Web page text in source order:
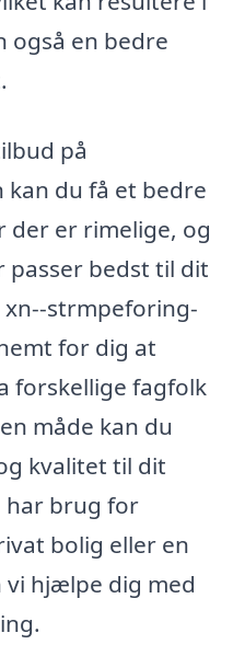
også en bedre
på
du få et bedre
der er rimelige, og
bedst til dit
strmpeforing-
for dig at
forskellige fagfolk
måde kan du
kvalitet til dit
har brug for
bolig eller en
hjælpe dig med